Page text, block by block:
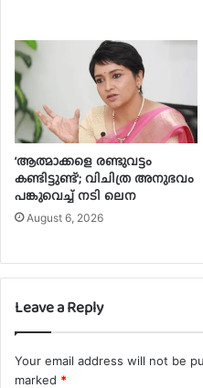
‘ആത്മാക്കളെ രണ്ടുവട്ടം
കണ്ടിട്ടുണ്ട്’; വിചിത്ര അനുഭവം
പങ്കുവെച്ച് നടി ലെന
August 6, 2026
Leave a Reply
Your email address will not be
marked *